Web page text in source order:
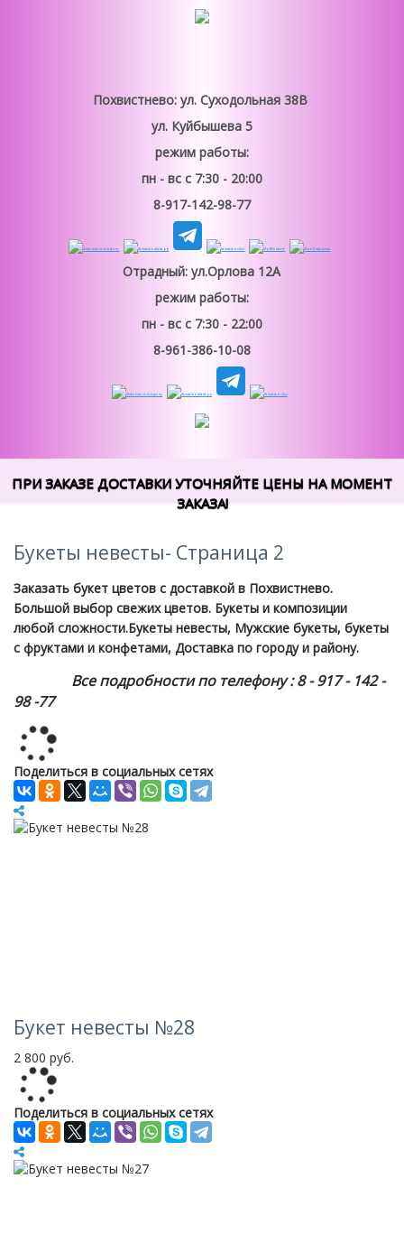
Похвистнево: ул. Суходольная 38В
ул. Куйбышева 5
режим работы:
пн - вс с 7:30 - 20:00
8-917-142-98-77
Отрадный: ул.Орлова 12А
режим работы:
пн - вс с 7:30 - 22:00
8-961-386-10-08
ПРИ ЗАКАЗЕ ДОСТАВКИ УТОЧНЯЙТЕ ЦЕНЫ НА МОМЕНТ
ЗАКАЗА!
Букеты невесты- Страница 2
Заказать букет цветов с доставкой в Похвистнево.
Большой выбор свежих цветов. Букеты и композиции
любой сложности.Букеты невесты, Мужские букеты, букеты
с фруктами и конфетами, Доставка по городу и району.
Все подробности по телефону : 8 - 917 - 142 -
98 -77
Поделиться в социальных сетях
Букет невесты №28
2 800 руб.
Поделиться в социальных сетях